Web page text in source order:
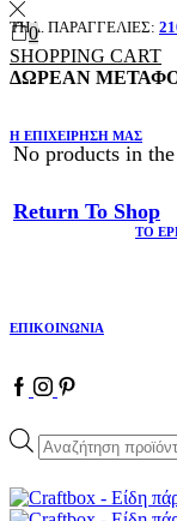
ΤΗΛ. ΠΑΡΑΓΓΕΛΙΕΣ:
ΔΩΡΕΑΝ
Η ΕΠΙΧΕΙΡΗΣΗ ΜΑΣ
ΤΟ
ΕΠΙΚΟΙΝΩΝΙΑ
Facebook
Instagram
Pinterest
Products
search
0
SHOPPING CART
No products in
Return To Shop